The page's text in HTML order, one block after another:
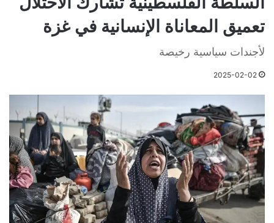
تعميق المعاناة الإنسانية في غزة
لأجندات سياسية رخيصة
2025-02-02